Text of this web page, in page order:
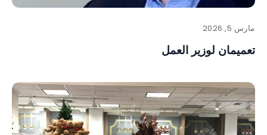
مارس 5, 2026
تعميمان لوزير العمل